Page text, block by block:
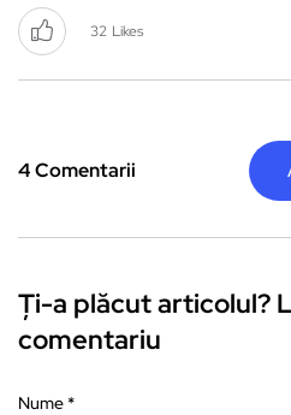
32 Likes
4 Comentarii
Ți-a plăcut articolul?
comentariu
Nume *